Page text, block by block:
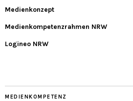
Medienkonzept
Medienkompetenzrahmen NRW
Logineo NRW
MEDIENKOMPETENZ